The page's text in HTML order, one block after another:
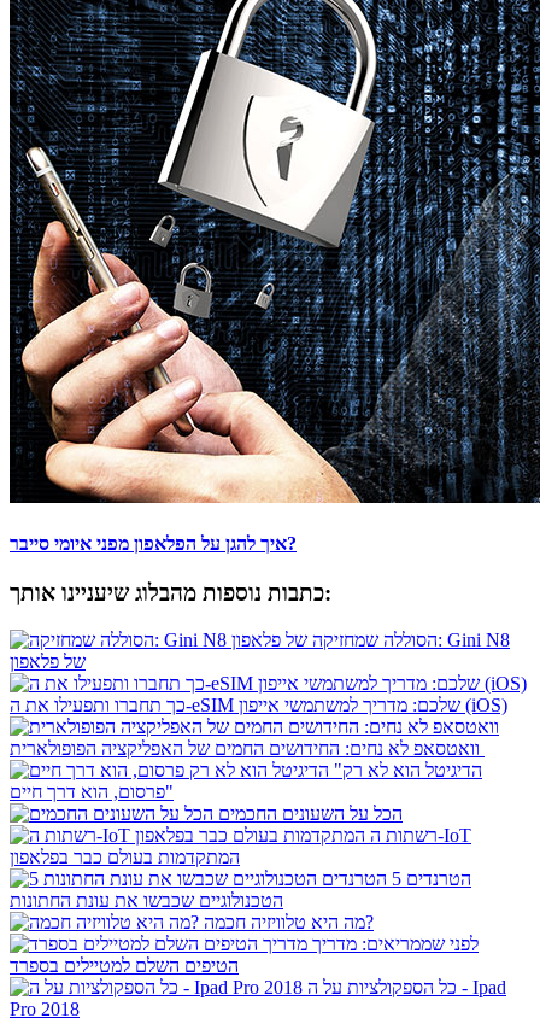
איך להגן על הפלאפון מפני איומי סייבר?
כתבות נוספות מהבלוג שיעניינו אותך:
הסוללה שמחזיקה: Gini N8
של פלאפון
כך תחברו ותפעילו את ה-eSIM שלכם: מדריך למשתמשי אייפון (iOS)
"הדיגיטל הוא לא רק
פרסום, הוא דרך חיים"
הכל על השעונים החכמים
רשתות ה-IoT
המתקדמות בעולם כבר בפלאפון
5 הטרנדים
הטכנולוגיים שכבשו את עונת החתונות
מה היא טלוויזיה חכמה?
לפני שממריאים: מדריך
הטיפים השלם למטיילים בספרד
כל הספקולציות על ה - Ipad
Pro 2018